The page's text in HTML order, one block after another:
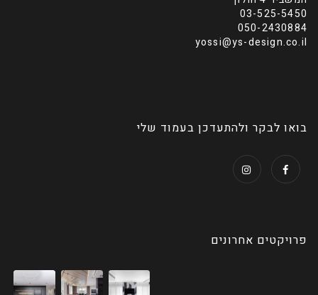
03-525-5450
050-2430884
yossi@ys-design.co.il
בואו לבקר ולהתעדכן בעמוד שלי
פרויקטים אחרונים